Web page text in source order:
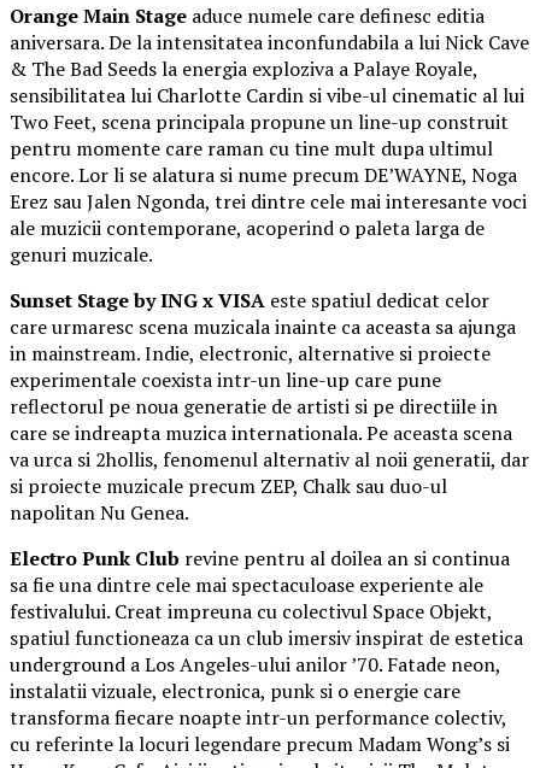
Orange Main Stage aduce numele care definesc editia
aniversara. De la intensitatea inconfundabila a lui Nick Cave
& The Bad Seeds la energia exploziva a Palaye Royale,
sensibilitatea lui Charlotte Cardin si vibe-ul cinematic al lui
Two Feet, scena principala propune un line-up construit
pentru momente care raman cu tine mult dupa ultimul
encore. Lor li se alatura si nume precum DE’WAYNE, Noga
Erez sau Jalen Ngonda, trei dintre cele mai interesante voci
ale muzicii contemporane, acoperind o paleta larga de
genuri muzicale.
Sunset Stage by ING x VISA este spatiul dedicat celor
care urmaresc scena muzicala inainte ca aceasta sa ajunga
in mainstream. Indie, electronic, alternative si proiecte
experimentale coexista intr-un line-up care pune
reflectorul pe noua generatie de artisti si pe directiile in
care se indreapta muzica internationala. Pe aceasta scena
va urca si 2hollis, fenomenul alternativ al noii generatii, dar
si proiecte muzicale precum ZEP, Chalk sau duo-ul
napolitan Nu Genea.
Electro Punk Club revine pentru al doilea an si continua
sa fie una dintre cele mai spectaculoase experiente ale
festivalului. Creat impreuna cu colectivul Space Objekt,
spatiul functioneaza ca un club imersiv inspirat de estetica
underground a Los Angeles-ului anilor ’70. Fatade neon,
instalatii vizuale, electronica, punk si o energie care
transforma fiecare noapte intr-un performance colectiv,
cu referinte la locuri legendare precum Madam Wong’s si